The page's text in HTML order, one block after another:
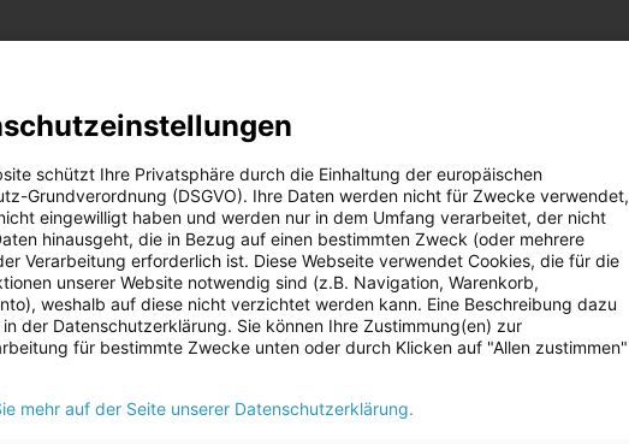
schützt Ihre Privatsphäre durch die Einhaltung der europäischen
Grundverordnung (DSGVO). Ihre Daten werden nicht für Zwecke verwendet,
eingewilligt haben und werden nur in dem Umfang verarbeitet, der nicht
hinausgeht, die in Bezug auf einen bestimmten Zweck (oder mehrere
Verarbeitung erforderlich ist. Diese Webseite verwendet Cookies, die für die
unserer Website notwendig sind (z.B. Navigation, Warenkorb,
weshalb auf diese nicht verzichtet werden kann. Eine Beschreibung dazu
der Datenschutzerklärung. Sie können Ihre Zustimmung(en) zur
für bestimmte Zwecke unten oder durch Klicken auf "Allen zustimmen"
mehr auf der Seite unserer Datenschutzerklärung.